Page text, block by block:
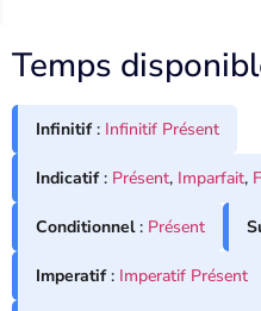
Temps
Infinitif: Infinitif Présent
Indicatif: Présent, Imparfait,
Conditionnel: Présent
Imperatif: Imperatif Présent